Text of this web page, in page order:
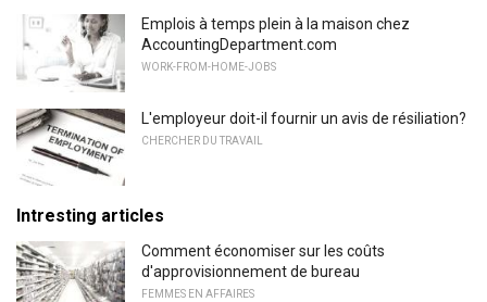
Emplois à temps plein à la maison chez
AccountingDepartment.com
WORK-FROM-HOME-JOBS
L'employeur doit-il fournir un avis de résiliation?
CHERCHER DU TRAVAIL
Intresting articles
Comment économiser sur les coûts
d'approvisionnement de bureau
FEMMES EN AFFAIRES